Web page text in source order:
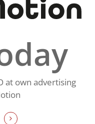
at own advertising